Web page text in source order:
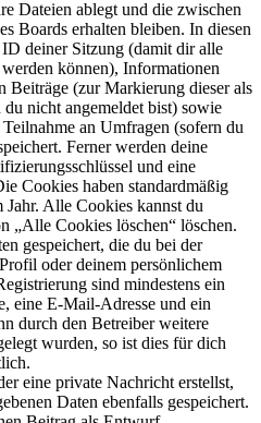
Dateien ablegt und die zwischen
Boards erhalten bleiben. In diesen
deiner Sitzung (damit dir alle
können), Informationen
Beiträge (zur Markierung dieser als
du nicht angemeldet bist) sowie
an Umfragen (sofern du
Ferner werden deine
und eine
Cookies haben standardmäßig
Alle Cookies kannst du
„Alle Cookies löschen“ löschen.
gespeichert, die du bei der
oder deinem persönlichem
sind mindestens ein
eine E-Mail-Adresse und ein
durch den Betreiber weitere
wurden, so ist dies für dich
eine private Nachricht erstellst,
Daten ebenfalls gespeichert.